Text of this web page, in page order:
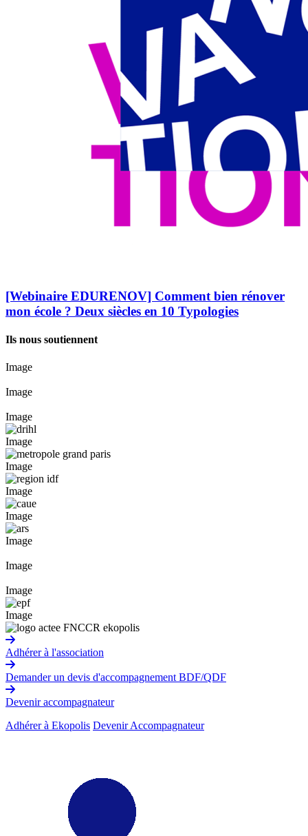
[Webinaire EDURENOV] Comment bien rénover
mon école ? Deux siècles en 10 Typologies
Ils nous soutiennent
Image
Image
Image
Image
Image
Image
Image
Image
Image
Image
Image
Adhérer à l'association
Demander un devis d'accompagnement BDF/QDF
Devenir accompagnateur
Adhérer à Ekopolis Devenir Accompagnateur